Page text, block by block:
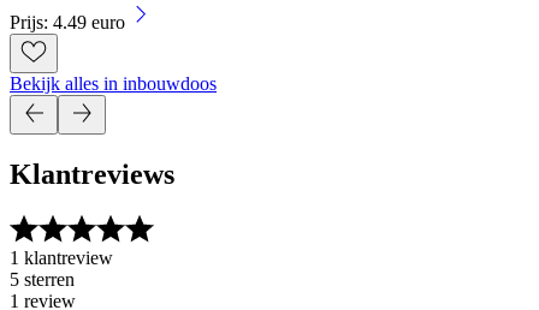
Prijs: 4.49 euro
Bekijk alles in inbouwdoos
Klantreviews
1 klantreview
5 sterren
1 review